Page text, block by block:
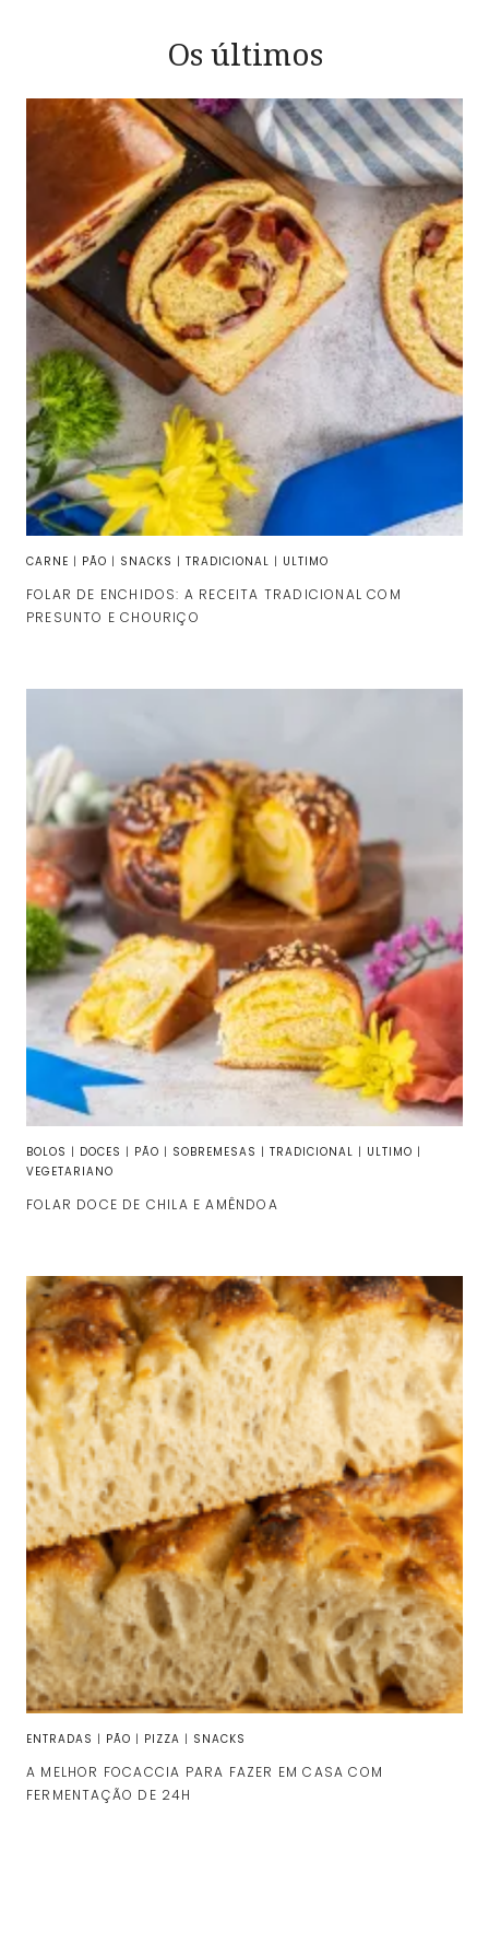
Os últimos
CARNE | PÃO | SNACKS | TRADICIONAL | ULTIMO
FOLAR DE ENCHIDOS: A RECEITA TRADICIONAL COM
PRESUNTO E CHOURIÇO
BOLOS | DOCES | PÃO | SOBREMESAS | TRADICIONAL | ULTIMO |
VEGETARIANO
FOLAR DOCE DE CHILA E AMÊNDOA
ENTRADAS | PÃO | PIZZA | SNACKS
A MELHOR FOCACCIA PARA FAZER EM CASA COM
FERMENTAÇÃO DE 24H